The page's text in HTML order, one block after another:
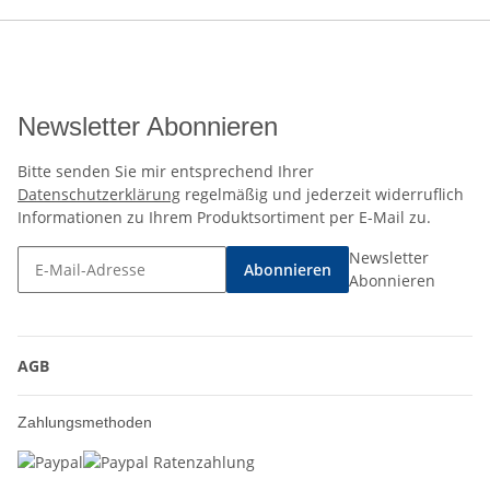
Newsletter Abonnieren
Bitte senden Sie mir entsprechend Ihrer
Datenschutzerklärung regelmäßig und jederzeit widerruflich
Informationen zu Ihrem Produktsortiment per E-Mail zu.
Abonnieren
Newsletter
Abonnieren
AGB
Zahlungsmethoden